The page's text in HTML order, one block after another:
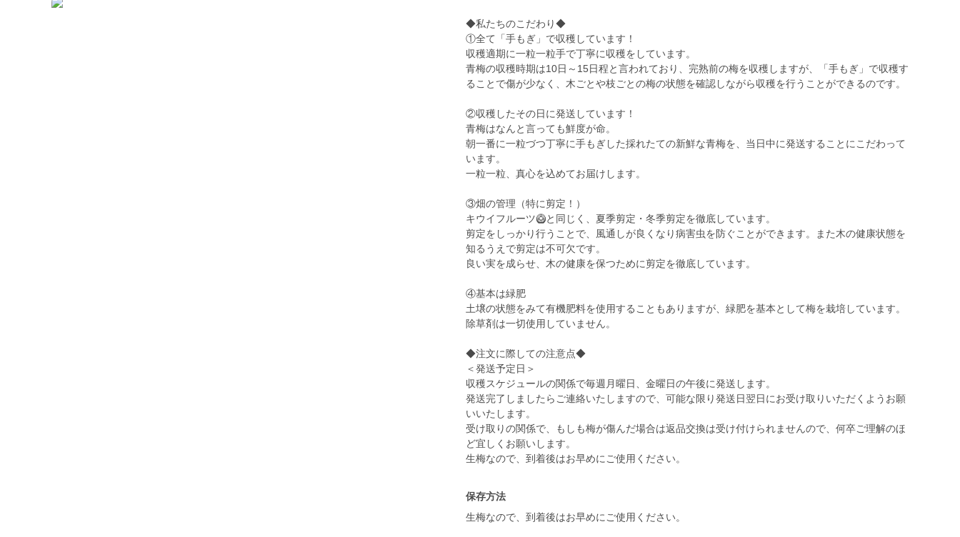
◆私たちのこだわり◆
①全て「手もぎ」で収穫しています！
収穫適期に一粒一粒手で丁寧に収穫をしています。
青梅の収穫時期は10日～15日程と言われており、完熟前の梅を収穫しますが、「手もぎ」で収穫す
ることで傷が少なく、木ごとや枝ごとの梅の状態を確認しながら収穫を行うことができるのです。
②収穫したその日に発送しています！
青梅はなんと言っても鮮度が命。
朝一番に一粒づつ丁寧に手もぎした採れたての新鮮な青梅を、当日中に発送することにこだわって
います。
一粒一粒、真心を込めてお届けします。
③畑の管理（特に剪定！）
キウイフルーツ🥝と同じく、夏季剪定・冬季剪定を徹底しています。
剪定をしっかり行うことで、風通しが良くなり病害虫を防ぐことができます。また木の健康状態を
知るうえで剪定は不可欠です。
良い実を成らせ、木の健康を保つために剪定を徹底しています。
④基本は緑肥
土壌の状態をみて有機肥料を使用することもありますが、緑肥を基本として梅を栽培しています。
除草剤は一切使用していません。
◆注文に際しての注意点◆
＜発送予定日＞
収穫スケジュールの関係で毎週月曜日、金曜日の午後に発送します。
発送完了しましたらご連絡いたしますので、可能な限り発送日翌日にお受け取りいただくようお願
いいたします。
受け取りの関係で、もしも梅が傷んだ場合は返品交換は受け付けられませんので、何卒ご理解のほ
ど宜しくお願いします。
生梅なので、到着後はお早めにご使用ください。
保存方法
生梅なので、到着後はお早めにご使用ください。